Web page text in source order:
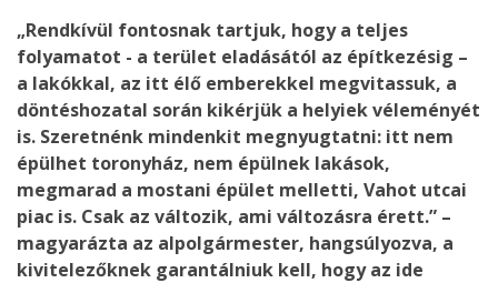
„Rendkívül fontosnak tartjuk, hogy a teljes
folyamatot - a terület eladásától az építkezésig –
a lakókkal, az itt élő emberekkel megvitassuk, a
döntéshozatal során kikérjük a helyiek véleményét
is. Szeretnénk mindenkit megnyugtatni: itt nem
épülhet toronyház, nem épülnek lakások,
megmarad a mostani épület melletti, Vahot utcai
piac is. Csak az változik, ami változásra érett.” –
magyarázta az alpolgármester, hangsúlyozva, a
kivitelezőknek garantálniuk kell, hogy az ide